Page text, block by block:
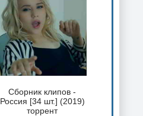
Сборник клипов -
Россия [34 шт.] (2019)
торрент